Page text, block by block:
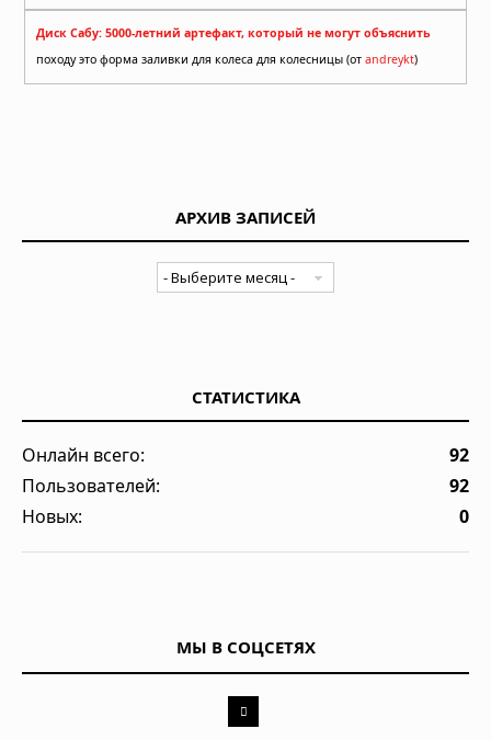
Диск Сабу: 5000-летний артефакт, который не могут объяснить
походу это форма заливки для колеса для колесницы (от andreykt)
АРХИВ ЗАПИСЕЙ
СТАТИСТИКА
Онлайн всего:
92
Пользователей:
92
Новых:
0
МЫ В СОЦСЕТЯХ